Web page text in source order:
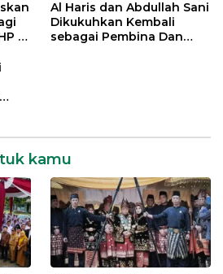
di
Al Haris dan Abdullah Sani
Dikukuhkan Kembali
sebagai Pembina Dan
kamu